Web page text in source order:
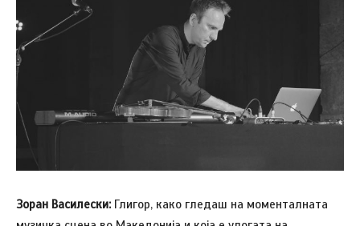
Зоран Василески: Глигор, како гледаш на моменталната